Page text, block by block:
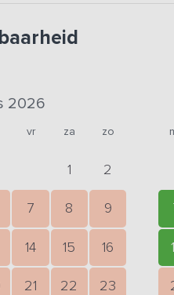
2026
vr za zo
1 2
7 8 9
14 15 16
21 22 23